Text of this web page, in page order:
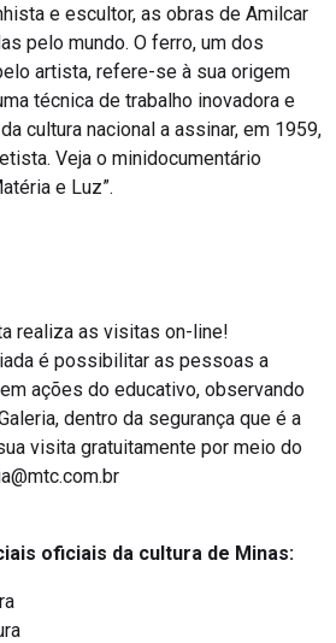
e escultor, as obras de Amilcar
pelo mundo. O ferro, um dos
artista, refere-se à sua origem
técnica de trabalho inovadora e
cultura nacional a assinar, em 1959,
Veja o minidocumentário
e Luz”.
realiza as visitas on-line!
é possibilitar as pessoas a
ações do educativo, observando
dentro da segurança que é a
visita gratuitamente por meio do
oficiais da cultura de Minas: